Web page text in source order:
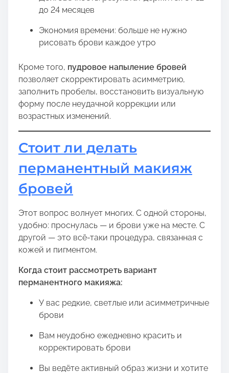
до 24 месяцев
Экономия времени: больше не нужно
рисовать брови каждое утро
Кроме того, пудровое напыление бровей
позволяет скорректировать асимметрию,
заполнить пробелы, восстановить визуальную
форму после неудачной коррекции или
возрастных изменений.
Стоит ли делать
перманентный макияж
бровей
Этот вопрос волнует многих. С одной стороны,
удобно: проснулась — и брови уже на месте. С
другой — это всё-таки процедура, связанная с
кожей и пигментом.
Когда стоит рассмотреть вариант
перманентного макияжа:
У вас редкие, светлые или асимметричные
брови
Вам неудобно ежедневно красить и
корректировать брови
Вы ведёте активный образ жизни и хотите